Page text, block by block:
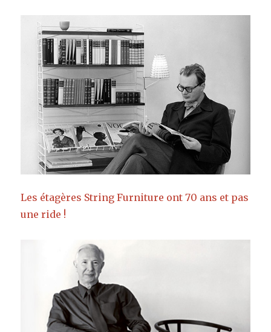
Les étagères String Furniture ont 70 ans et pas
une ride !